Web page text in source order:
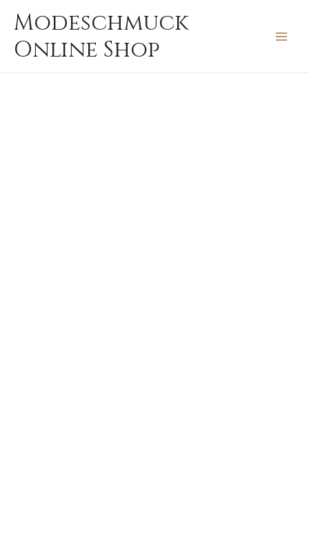
Inhalt
springen
Modeschmuck
Online Shop